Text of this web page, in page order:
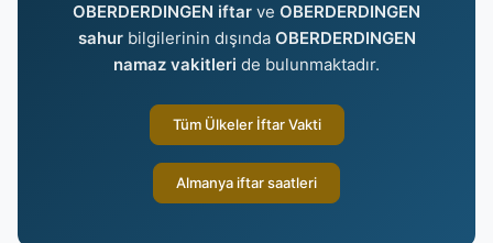
OBERDERDINGEN iftar ve OBERDERDINGEN
sahurbilgilerinin dışında OBERDERDINGEN
namaz vakitleri de bulunmaktadır.
Tüm Ülkeler İftar Vakti
Almanya iftar saatleri